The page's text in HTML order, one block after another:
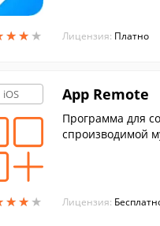
★★ ★
★★ ★ Лицензия: Платно
iOS
★★ ★
★★ ★
App Remote
Программа для
спроизводимой
Лицензия: